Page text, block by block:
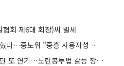
회 제6대 회장)씨 별세
노란봉투법 첫 기각 뒤집혔다…중노위 "중흥 사용자성 인정"
현대차 원청 사용자성 판단 또 연기…노란봉투법 갈등 장기화 조짐